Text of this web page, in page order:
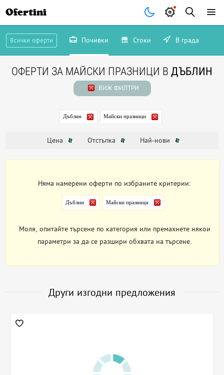
Ofertini
Всички оферти Почивки Стоки В града
ОФЕРТИ ЗА МАЙСКИ ПРАЗНИЦИ В ДЪБЛИН
ВИЖ ФИЛТРИ
Дъблин Майски празници
Цена Отстъпка Най-нови
Няма намерени оферти по избраните критерии:
Дъблин Майски празници
Моля, опитайте търсене по категория или премахнете някои
параметри за да се разшири обхвата на търсене.
Други изгодни предложения